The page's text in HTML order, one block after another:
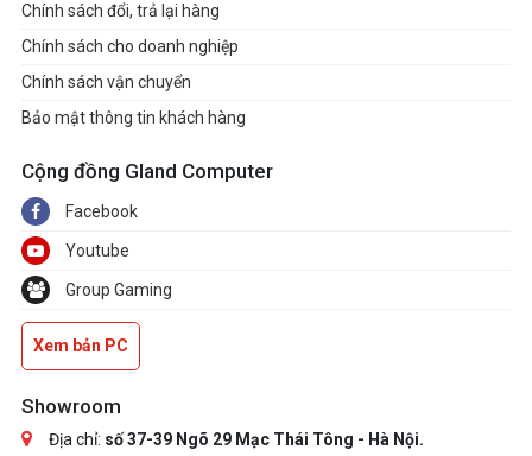
Chính sách đổi, trả lại hàng
Chính sách cho doanh nghiệp
Chính sách vận chuyển
Bảo mật thông tin khách hàng
Cộng đồng Gland Computer
Facebook
Youtube
Group Gaming
Xem bản PC
Showroom
Địa chỉ: số 37-39 Ngõ 29 Mạc Thái Tông - Hà Nội.